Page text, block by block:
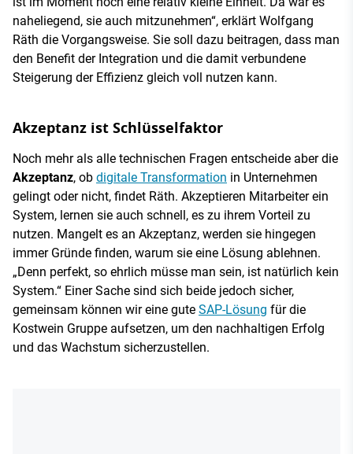
naheliegend, sie auch mitzunehmen“, erklärt Wolfgang
Räth die Vorgangsweise. Sie soll dazu beitragen, dass man
den Benefit der Integration und die damit verbundene
Steigerung der Effizienz gleich voll nutzen kann.
Akzeptanz ist Schlüsselfaktor
Noch mehr als alle technischen Fragen entscheide aber die
Akzeptanz, ob digitale Transformation in Unternehmen
gelingt oder nicht, findet Räth. Akzeptieren Mitarbeiter ein
System, lernen sie auch schnell, es zu ihrem Vorteil zu
nutzen. Mangelt es an Akzeptanz, werden sie hingegen
immer Gründe finden, warum sie eine Lösung ablehnen.
„Denn perfekt, so ehrlich müsse man sein, ist natürlich kein
System.“ Einer Sache sind sich beide jedoch sicher,
gemeinsam können wir eine gute SAP-Lösung für die
Kostwein Gruppe aufsetzen, um den nachhaltigen Erfolg
und das Wachstum sicherzustellen.